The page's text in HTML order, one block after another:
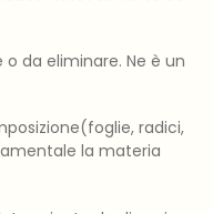
da eliminare. Ne è un
radici,
la materia